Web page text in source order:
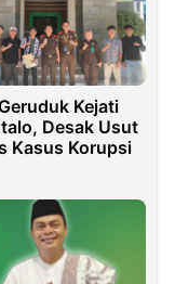
Kejati
Desak Usut
Kasus Korupsi